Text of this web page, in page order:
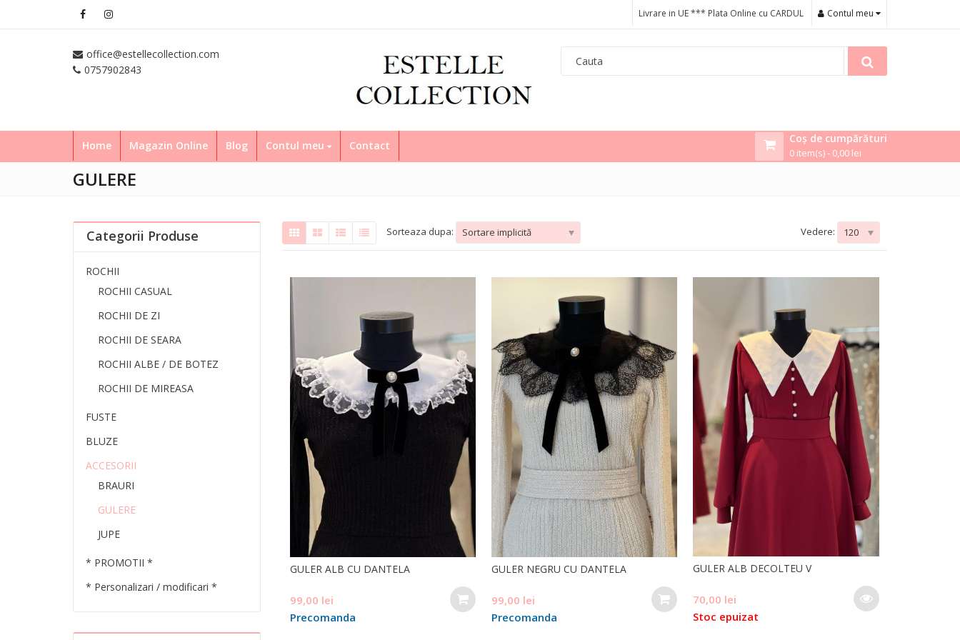
Livrare in UE *** Plata Online cu CARDUL Contul meu
office@estellecollection.com
0757902843
Home Magazin Online Blog Contul meu Contact
Coș de cumpărături
0 item(s) - 0,00 lei
GULERE
Sorteaza dupa: Sortare implicită Vedere: 120
GULER ALB CU DANTELA
99,00 lei
Precomanda
GULER NEGRU CU DANTELA
99,00 lei
Precomanda
GULER ALB DECOLTEU V
70,00 lei
Stoc epuizat
Categorii Produse
ROCHII
ROCHII CASUAL
ROCHII DE ZI
ROCHII DE SEARA
ROCHII ALBE / DE BOTEZ
ROCHII DE MIREASA
FUSTE
BLUZE
ACCESORII
BRAURI
GULERE
JUPE
* PROMOTII *
* Personalizari / modificari *